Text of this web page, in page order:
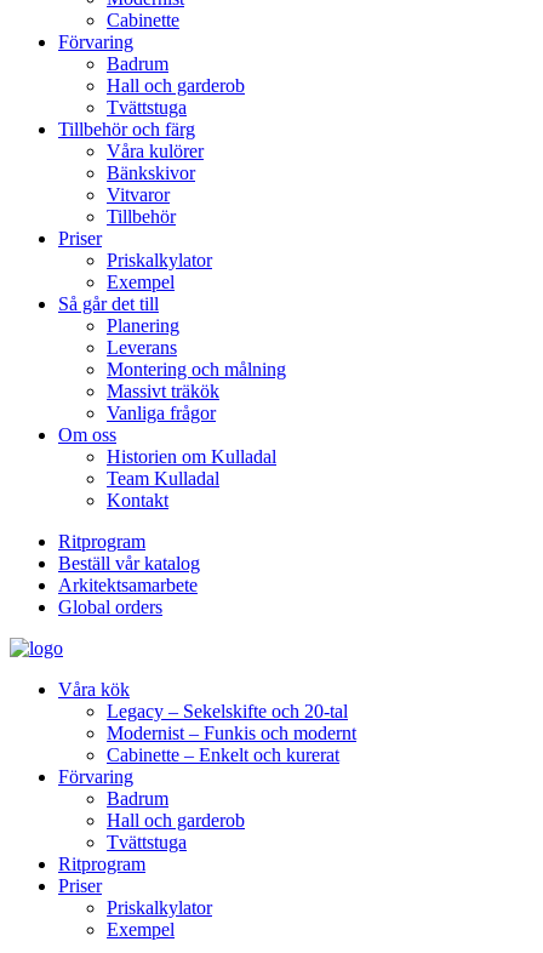
Cabinette
Förvaring
Badrum
Hall och garderob
Tvättstuga
Tillbehör och färg
Våra kulörer
Bänkskivor
Vitvaror
Tillbehör
Priser
Priskalkylator
Exempel
Så går det till
Planering
Leverans
Montering och målning
Massivt träkök
Vanliga frågor
Om oss
Historien om Kulladal
Team Kulladal
Kontakt
Ritprogram
Beställ vår katalog
Arkitektsamarbete
Global orders
Våra kök
Legacy – Sekelskifte och 20-tal
Modernist – Funkis och modernt
Cabinette – Enkelt och kurerat
Förvaring
Badrum
Hall och garderob
Tvättstuga
Ritprogram
Priser
Priskalkylator
Exempel